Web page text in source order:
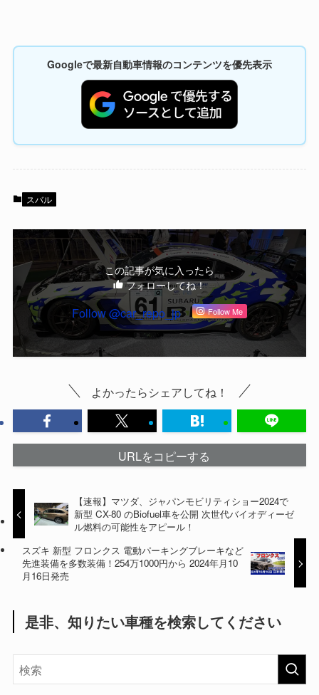
Googleで最新自動車情報のコンテンツを優先表示
スバル
この記事が気に入ったら
フォローしてね！
Follow @car_repo_jp Follow Me
よかったらシェアしてね！
URLをコピーする
【速報】マツダ、ジャパンモビリティショー2024で
新型 CX-80 のBiofuel車を公開 次世代バイオディーゼ
ル燃料の可能性をアピール！
スズキ 新型 フロンクス 電動パーキングブレーキなど
先進装備を多数装備！254万1000円から 2024年月10
月16日発売
是非、知りたい車種を検索してください